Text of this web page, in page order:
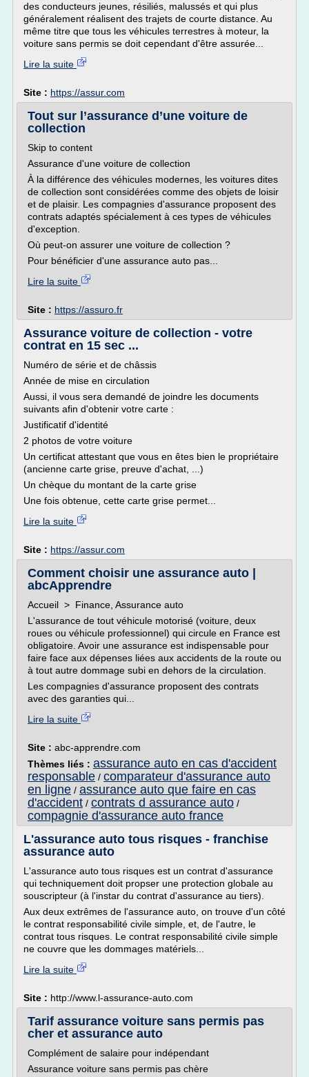
des conducteurs jeunes, résiliés, malussés et qui plus
généralement réalisent des trajets de courte distance. Au
même titre que tous les véhicules terrestres à moteur, la
voiture sans permis se doit cependant d'être assurée...
Lire la suite
Site : https://assur.com
Tout sur l’assurance d’une voiture de
collection
Skip to content
Assurance d'une voiture de collection
À la différence des véhicules modernes, les voitures dites
de collection sont considérées comme des objets de loisir
et de plaisir. Les compagnies d'assurance proposent des
contrats adaptés spécialement à ces types de véhicules
d'exception.
Où peut-on assurer une voiture de collection ?
Pour bénéficier d'une assurance auto pas...
Lire la suite
Site : https://assuro.fr
Assurance voiture de collection - votre
contrat en 15 sec ...
Numéro de série et de châssis
Année de mise en circulation
Aussi, il vous sera demandé de joindre les documents
suivants afin d'obtenir votre carte :
Justificatif d'identité
2 photos de votre voiture
Un certificat attestant que vous en êtes bien le propriétaire
(ancienne carte grise, preuve d'achat, ...)
Un chèque du montant de la carte grise
Une fois obtenue, cette carte grise permet...
Lire la suite
Site : https://assur.com
Comment choisir une assurance auto |
abcApprendre
Accueil > Finance, Assurance auto
L'assurance de tout véhicule motorisé (voiture, deux
roues ou véhicule professionnel) qui circule en France est
obligatoire. Avoir une assurance est indispensable pour
faire face aux dépenses liées aux accidents de la route ou
à tout autre dommage subi en dehors de la circulation.
Les compagnies d'assurance proposent des contrats
avec des garanties qui...
Lire la suite
Site : abc-apprendre.com
Thèmes liés : assurance auto en cas d'accident
responsable / comparateur d'assurance auto
en ligne / assurance auto que faire en cas
d'accident / contrats d assurance auto /
compagnie d'assurance auto france
L'assurance auto tous risques - franchise
assurance auto
L'assurance auto tous risques est un contrat d'assurance
qui techniquement doit propser une protection globale au
souscripteur (à l'instar du contrat d'assurance au tiers).
Aux deux extrêmes de l'assurance auto, on trouve d'un côté
le contrat responsabilité civile simple, et, de l'autre, le
contrat tous risques. Le contrat responsabilité civile simple
ne couvre que les dommages matériels...
Lire la suite
Site : http://www.l-assurance-auto.com
Tarif assurance voiture sans permis pas
cher et assurance auto
Complément de salaire pour indépendant
Assurance voiture sans permis pas chère